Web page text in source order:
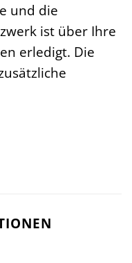
und die
ist über Ihre
erledigt. Die